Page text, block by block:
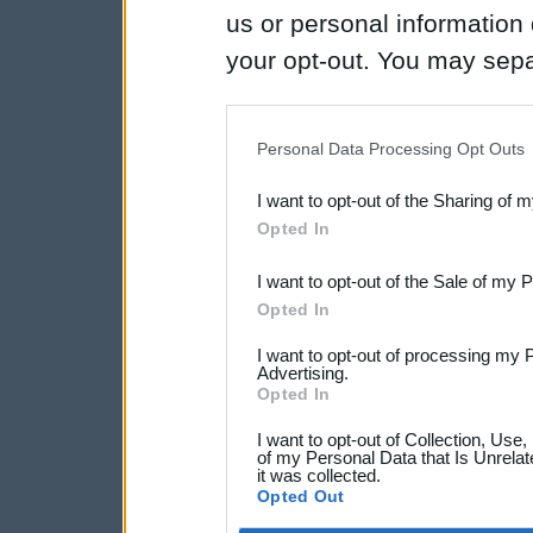
us or personal
your opt-out. You may
Downstream Participants
third parties.
Personal Data Processing Opt Outs
I want to opt-out of the Sharing of
Opted In
I want to opt-out of the Sale of my
Opted In
I want to opt-out of processing my
Advertising.
Opted In
I want to opt-out of Collection,
of my Personal Data that Is
it was collected.
Opted Out